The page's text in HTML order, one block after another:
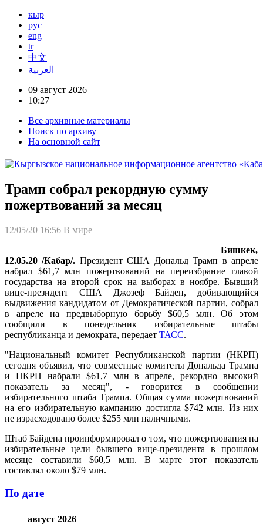
кыр
рус
eng
tr
中文
العربية
09 август 2026
10:27
Все архивные материалы
Поиск по архиву
На основной сайт
Трамп собрал рекордную сумму
пожертвований за месяц
12/05/20 16:56 В мире
Бишкек,
12.05.20 /Кабар/. Президент США Дональд Трамп в апреле
набрал $61,7 млн пожертвований на переизбрание главой
государства на второй срок на выборах в ноябре. Бывший
вице-президент США Джозеф Байден, добивающийся
выдвижения кандидатом от Демократической партии, собрал
в апреле на предвыборную борьбу $60,5 млн. Об этом
сообщили в понедельник избирательные штабы
республиканца и демократа, передает ТАСС.
"Национальный комитет Республиканской партии (НКРП)
сегодня объявил, что совместные комитеты Дональда Трампа
и НКРП набрали $61,7 млн в апреле, рекордно высокий
показатель за месяц", - говорится в сообщении
избирательного штаба Трампа. Общая сумма пожертвований
на его избирательную кампанию достигла $742 млн. Из них
не израсходовано более $255 млн наличными.
Штаб Байдена проинформировал о том, что пожертвования на
избирательные цели бывшего вице-президента в прошлом
месяце составили $60,5 млн. В марте этот показатель
составлял около $79 млн.
По дате
август 2026